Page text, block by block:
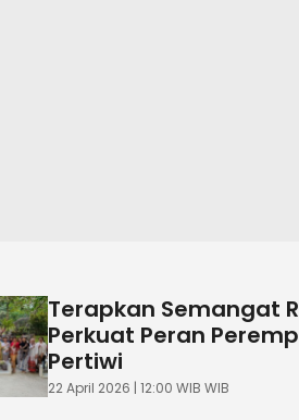
Terapkan Semangat
Perkuat Peran
Pertiwi
22 April 2026 | 12:00 WIB WIB